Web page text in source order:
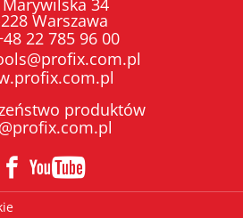
Warszawa
22 785 96 00
produktów